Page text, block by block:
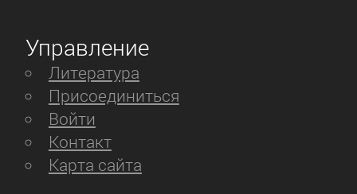
Управление
Литература
Присоединиться
Войти
Контакт
Карта сайта